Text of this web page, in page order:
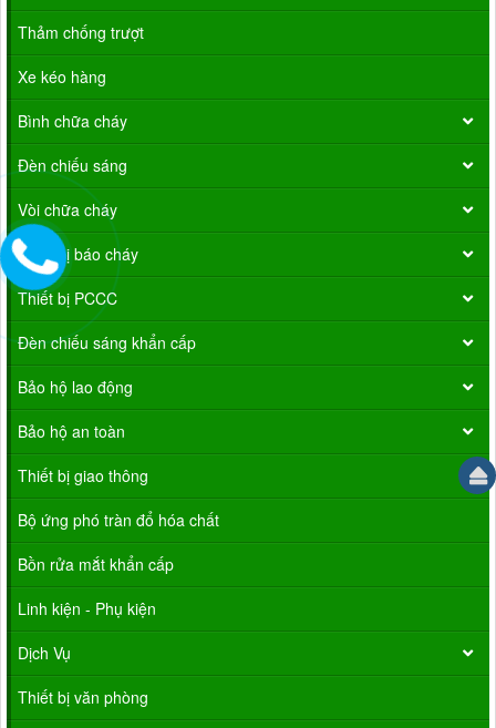
Thảm chống trượt
Xe kéo hàng
Bình chữa cháy
Đèn chiếu sáng
Vòi chữa cháy
Thiết bị báo cháy
Thiết bị PCCC
Đèn chiếu sáng khẩn cấp
Bảo hộ lao động
Bảo hộ an toàn
Thiết bị giao thông
Bộ ứng phó tràn đổ hóa chất
Bồn rửa mắt khẩn cấp
Linh kiện - Phụ kiện
Dịch Vụ
Thiết bị văn phòng